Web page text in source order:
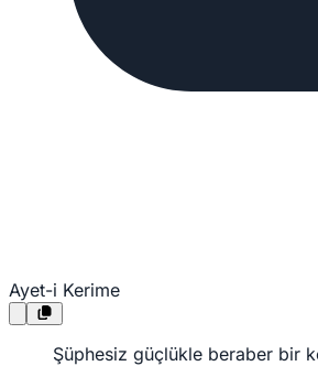
Ayet-i Kerime
Şüphesiz güçlükle beraber bir